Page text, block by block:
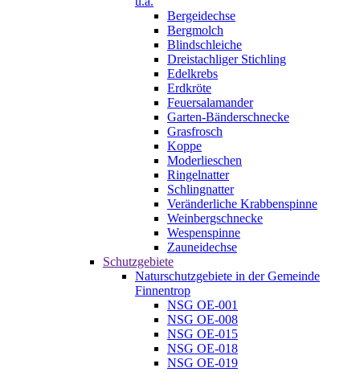
Bergeidechse
Bergmolch
Blindschleiche
Dreistachliger Stichling
Edelkrebs
Erdkröte
Feuersalamander
Garten-Bänderschnecke
Grasfrosch
Koppe
Moderlieschen
Ringelnatter
Schlingnatter
Veränderliche Krabbenspinne
Weinbergschnecke
Wespenspinne
Zauneidechse
Schutzgebiete
Naturschutzgebiete in der Gemeinde
Finnentrop
NSG OE-001
NSG OE-008
NSG OE-015
NSG OE-018
NSG OE-019